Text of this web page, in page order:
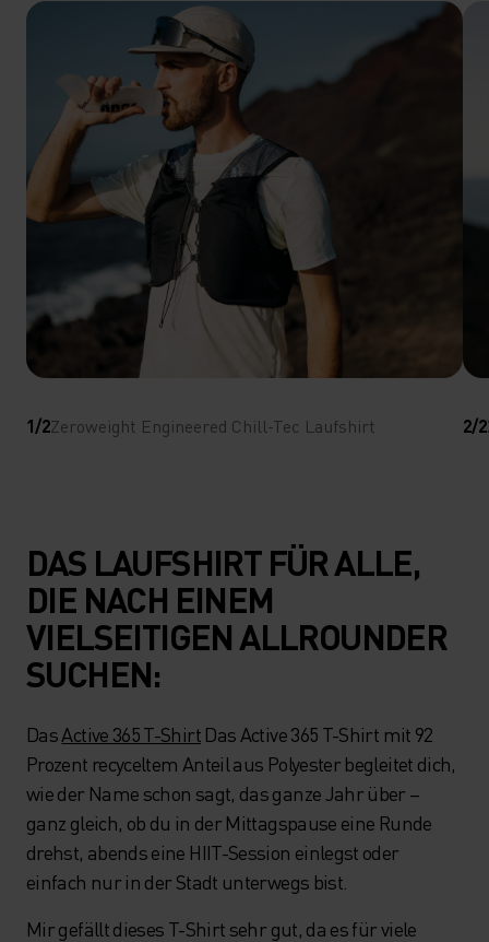
1/2Zeroweight Engineered Chill-Tec Laufshirt 2/2
DAS LAUFSHIRT FÜR ALLE,
DIE NACH EINEM
VIELSEITIGEN ALLROUNDER
SUCHEN:
DasActive 365 T-ShirtDas Active 365 T-Shirt mit 92
Prozent recyceltem Anteil aus Polyester begleitet dich,
wie der Name schon sagt, das ganze Jahr über –
ganz gleich, ob du in der Mittagspause eine Runde
drehst, abends eine HIIT-Session einlegst oder
einfach nur in der Stadt unterwegs bist.
Mir gefällt dieses T-Shirt sehr gut, da es für viele